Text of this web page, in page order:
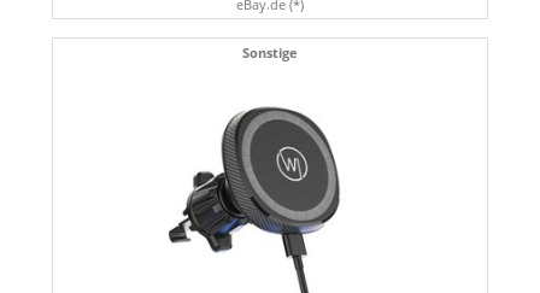
eBay.de (*)
Sonstige